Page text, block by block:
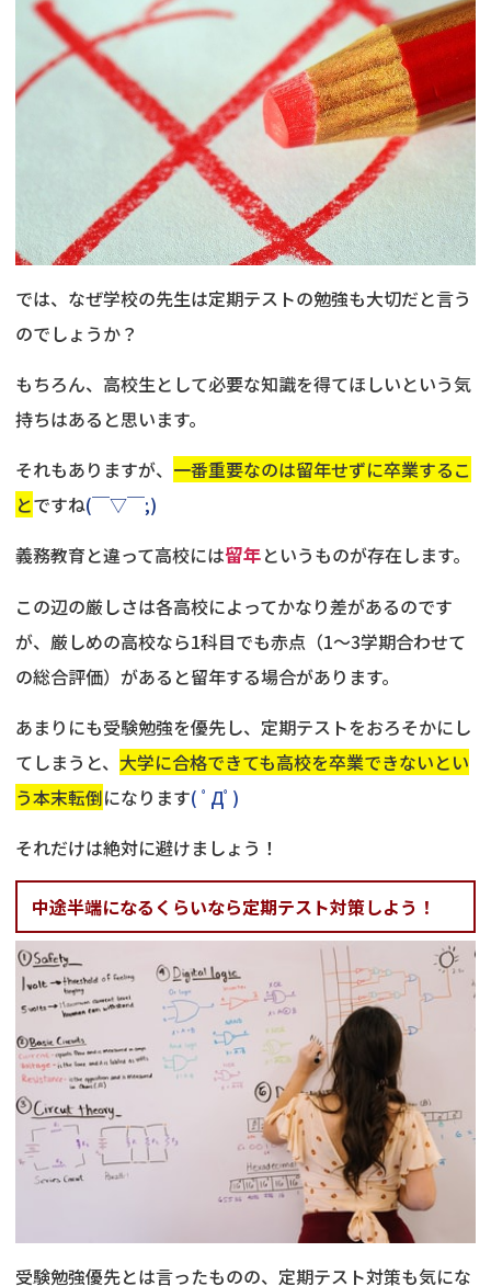
では、なぜ学校の先生は定期テストの勉強も大切だと言う
のでしょうか？
もちろん、高校生として必要な知識を得てほしいという気
持ちはあると思います。
それもありますが、 一番重要なのは留年せずに卒業するこ
とですね(￣▽￣;)
義務教育と違って高校には留年というものが存在します。
この辺の厳しさは各高校によってかなり差があるのです
が、厳しめの高校なら1科目でも赤点（1～3学期合わせて
の総合評価）があると留年する場合があります。
あまりにも受験勉強を優先し、定期テストをおろそかにし
てしまうと、 大学に合格できても高校を卒業できないとい
う本末転倒になります( ﾟДﾟ)
それだけは絶対に避けましょう！
中途半端になるくらいなら定期テスト対策しよう！
受験勉強優先とは言ったものの、定期テスト対策も気にな